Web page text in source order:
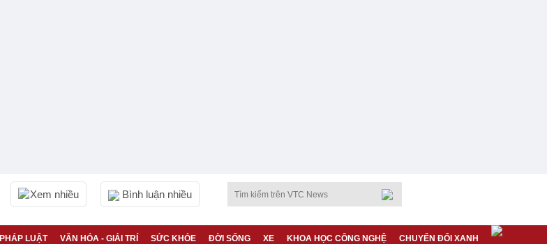
Xem nhiều Bình luận nhiều
PHÁP LUẬT VĂN HÓA - GIẢI TRÍ SỨC KHỎE ĐỜI SỐNG XE KHOA HỌC CÔNG NGHỆ CHUYỂN ĐỔI XANH